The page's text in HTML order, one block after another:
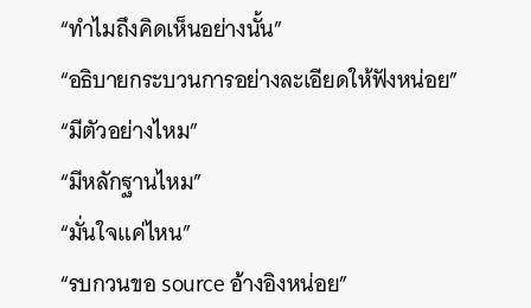
“ทำไมถึงคิดเห็นอย่างนั้น”
“อธิบายกระบวนการอย่างละเอียดให้ฟังหน่อย”
“มีตัวอย่างไหม”
“มีหลักฐานไหม”
“มั่นใจแค่ไหน”
“รบกวนขอ source อ้างอิงหน่อย”